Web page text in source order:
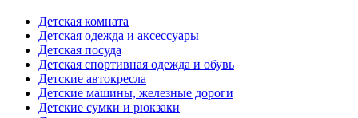
Детская комната
Детская одежда и аксессуары
Детская посуда
Детская спортивная одежда и обувь
Детские автокресла
Детские машины, железные дороги
Детские сумки и рюкзаки